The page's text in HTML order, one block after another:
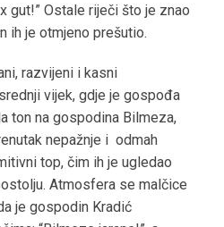
gut!” Ostale riječi što je znao
ih je otmjeno prešutio.
razvijeni i kasni
vijek, gdje je gospođa
ton na gospodina Bilmeza,
nepažnje i odmah
top, čim ih je ugledao
Atmosfera se malčice
je gospodin Kradić